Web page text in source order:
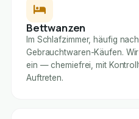
Bettwanzen
Im Schlafzimmer, häufig
Gebrauchtwaren-Käufen.
ein — chemiefrei, mit
Auftreten.